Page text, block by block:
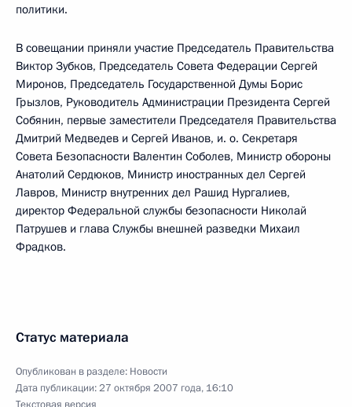
политики.
В совещании приняли участие Председатель Правительства
Виктор Зубков, Председатель Совета Федерации Сергей
Миронов, Председатель Государственной Думы Борис
Грызлов, Руководитель Администрации Президента Сергей
Собянин, первые заместители Председателя Правительства
Дмитрий Медведев и Сергей Иванов, и. о. Секретаря
Совета Безопасности Валентин Соболев, Министр обороны
Анатолий Сердюков, Министр иностранных дел Сергей
Лавров, Министр внутренних дел Рашид Нургалиев,
директор Федеральной службы безопасности Николай
Патрушев и глава Службы внешней разведки Михаил
Фрадков.
Статус материала
Опубликован в разделе: Новости
Дата публикации:27 октября 2007 года, 16:10